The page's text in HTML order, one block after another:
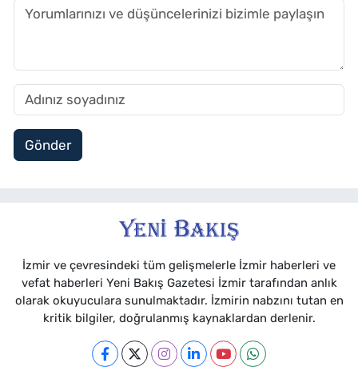
Gönder
İzmir ve çevresindeki tüm gelişmelerle İzmir haberleri ve
vefat haberleri Yeni Bakış Gazetesi İzmir tarafından anlık
olarak okuyuculara sunulmaktadır. İzmirin nabzını tutan en
kritik bilgiler, doğrulanmış kaynaklardan derlenir.